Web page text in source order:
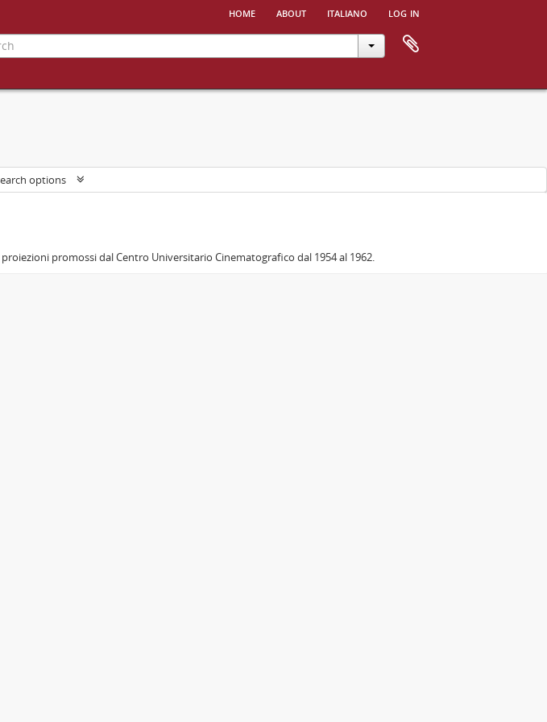
home about italiano log in
options
promossi dal Centro Universitario Cinematografico dal 1954 al 1962.